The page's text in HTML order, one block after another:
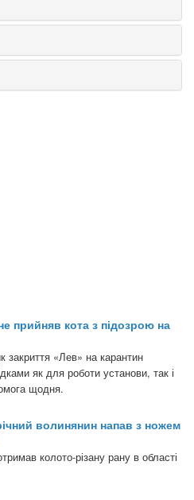
прийняв кота з підозрою на
«Лев» на карантин
як для роботи установи, так і
щодня.
волинянин напав з ножем
колото-різану рану в області